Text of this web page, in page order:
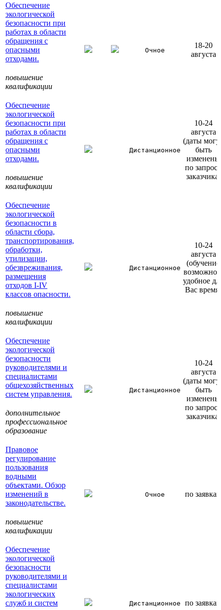
Обеспечение
экологической
безопасности при
работах в области
обращения с
опасными
отходами.
повышение
квалификации
Очное
18-20
августа
Обеспечение
экологической
безопасности при
работах в области
обращения с
опасными
отходами.
повышение
квалификации
Дистанционное
10-24
августа
(даты
быть
изменены
по запросу
заказчика)
Обеспечение
экологической
безопасности в
области сбора,
транспортирования,
обработки,
утилизации,
обезвреживания,
размещения
отходов I-IV
классов опасности.
повышение
квалификации
Дистанционное
10-24
августа
(обучение
возможно
удобное
Вас время)
Обеспечение
экологической
безопасности
руководителями и
специалистами
общехозяйственных
систем управления.
дополнительное
профессиональное
образование
Дистанционное
10-24
августа
(даты
быть
изменены
по запросу
заказчика)
Правовое
регулирование
пользования
водными
объектами. Обзор
изменений в
законодательстве.
повышение
квалификации
Очное по заявкам
Обеспечение
экологической
безопасности
руководителями и
специалистами
экологических
служб и систем
Дистанционное по заявкам